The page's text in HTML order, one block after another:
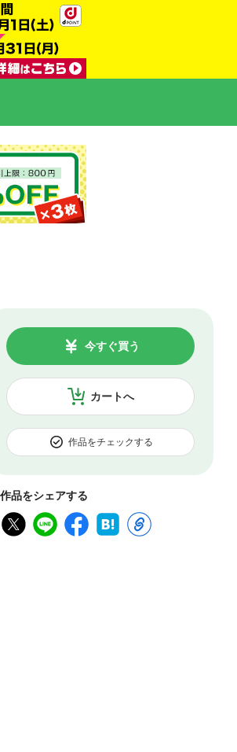
カートへ
今すぐ買う
作品をチェックする
作品をシェアする